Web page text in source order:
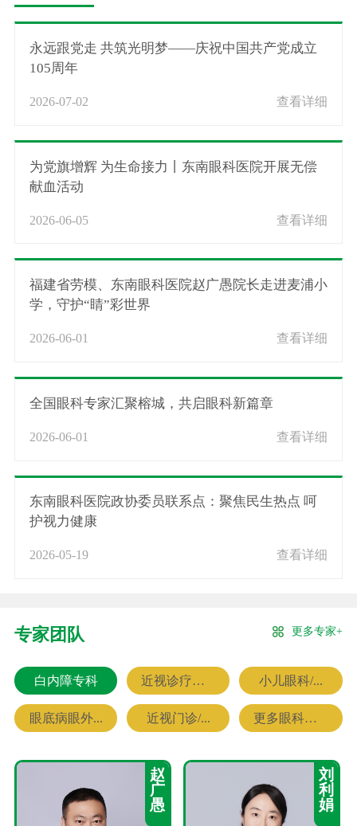
永远跟党走 共筑光明梦——庆祝中国共产党成立
105周年
2026-07-02 查看详细
为党旗增辉 为生命接力丨东南眼科医院开展无偿
献血活动
2026-06-05 查看详细
福建省劳模、东南眼科医院赵广愚院长走进麦浦小
学，守护“睛”彩世界
2026-06-01 查看详细
全国眼科专家汇聚榕城，共启眼科新篇章
2026-06-01 查看详细
东南眼科医院政协委员联系点：聚焦民生热点 呵
护视力健康
2026-05-19 查看详细
专家团队 更多专家+
白内障专科 近视诊疗专科 小儿眼科/...
眼底病眼外... 近视门诊/... 更多眼科专家
赵
广
愚
刘
利
娟